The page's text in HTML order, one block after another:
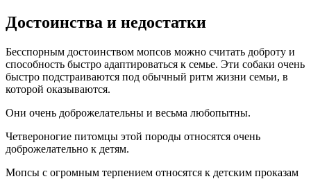
Достоинства и недостатки
Бесспорным достоинством мопсов можно считать доброту и
способность быстро адаптироваться к семье. Эти собаки очень
быстро подстраиваются под обычный ритм жизни семьи, в
которой оказываются.
Они очень доброжелательны и весьма любопытны.
Четвероногие питомцы этой породы относятся очень
доброжелательно к детям.
Мопсы с огромным терпением относятся к детским проказам